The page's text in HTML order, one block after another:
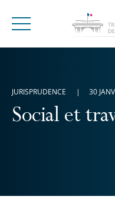
Menu
Social et
JURISPRUDENCE 30